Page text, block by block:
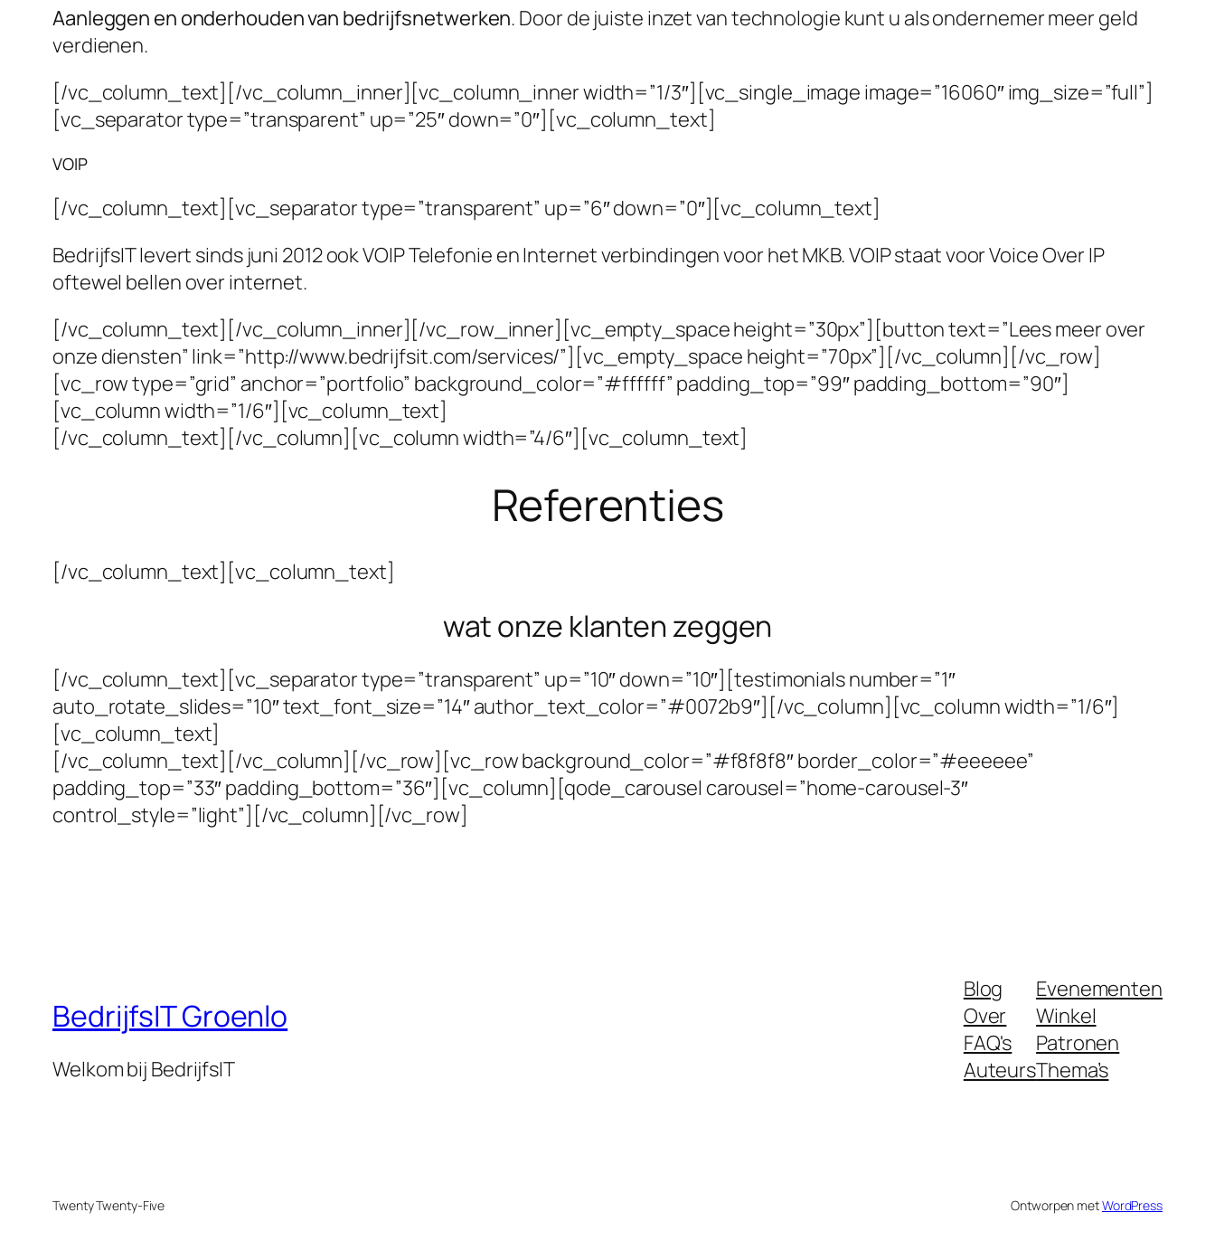
Aanleggen en onderhouden van bedrijfsnetwerken. Door de juiste inzet van technologie kunt u als ondernemer meer geld
verdienen.
[/vc_column_text][/vc_column_inner][vc_column_inner width=”1/3″][vc_single_image image=”16060″ img_size=”full”]
[vc_separator type=”transparent” up=”25″ down=”0″][vc_column_text]
VOIP
[/vc_column_text][vc_separator type=”transparent” up=”6″ down=”0″][vc_column_text]
BedrijfsIT levert sinds juni 2012 ook VOIP Telefonie en Internet verbindingen voor het MKB. VOIP staat voor Voice Over IP
oftewel bellen over internet.
[/vc_column_text][/vc_column_inner][/vc_row_inner][vc_empty_space height=”30px”][button text=”Lees meer over
onze diensten” link=”http://www.bedrijfsit.com/services/”][vc_empty_space height=”70px”][/vc_column][/vc_row]
[vc_row type=”grid” anchor=”portfolio” background_color=”#ffffff” padding_top=”99″ padding_bottom=”90″]
[vc_column width=”1/6″][vc_column_text]
[/vc_column_text][/vc_column][vc_column width=”4/6″][vc_column_text]
Referenties
[/vc_column_text][vc_column_text]
wat onze klanten zeggen
[/vc_column_text][vc_separator type=”transparent” up=”10″ down=”10″][testimonials number=”1″
auto_rotate_slides=”10″ text_font_size=”14″ author_text_color=”#0072b9″][/vc_column][vc_column width=”1/6″]
[vc_column_text]
[/vc_column_text][/vc_column][/vc_row][vc_row background_color=”#f8f8f8″ border_color=”#eeeeee”
padding_top=”33″ padding_bottom=”36″][vc_column][qode_carousel carousel=”home-carousel-3″
control_style=”light”][/vc_column][/vc_row]
BedrijfsIT Groenlo
Welkom bij BedrijfsIT
Blog
Over
FAQ's
Auteurs
Evenementen
Winkel
Patronen
Thema’s
Twenty Twenty-Five Ontworpen metWordPress